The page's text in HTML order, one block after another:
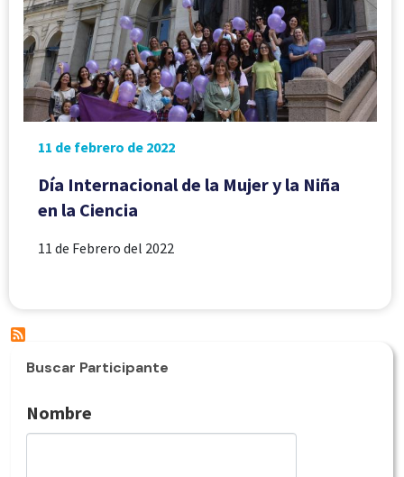
11 de febrero de 2022
Día Internacional de la Mujer y la Niña
en la Ciencia
11 de Febrero del 2022
Buscar Participante
Nombre